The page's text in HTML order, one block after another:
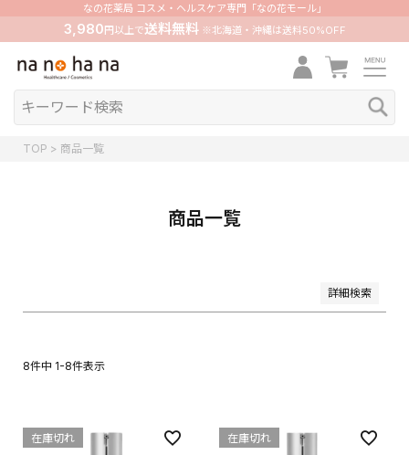
なの花薬局 コスメ・ヘルスケア専門「なの花モール」
3,980 円以上で送料無料※北海道・沖縄は送料50%OFF
TOP 商品一覧
商品一覧
詳細検索
在庫なし商品
在庫なし商品を表示しない
並び順
価格が安い順
キーワードヒット順
8件中 1-8件表示
在庫切れ 在庫切れ